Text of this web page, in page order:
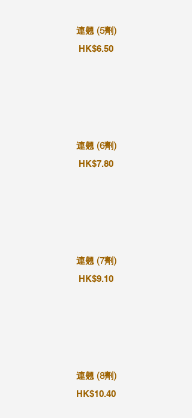
連翹 (5劑)
HK$6.50
連翹 (6劑)
HK$7.80
連翹 (7劑)
HK$9.10
連翹 (8劑)
HK$10.40